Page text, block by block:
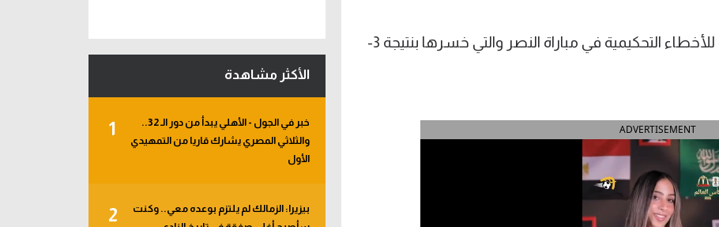
أبدى نادي الشباب السعودي استنكاره للأخطاء التحكيمية في مباراة النصر والتي خسرها بنتيجة 3-
ADVERTISEMENT
الأكثر مشاهدة
1
خبر في الجول - الأهلي يبدأ من دور الـ 32..
والثلاثي المصري يشارك قاريا من التمهيدي
الأول
2
بيزيرا: الزمالك لم يلتزم بوعده معي.. وكنت